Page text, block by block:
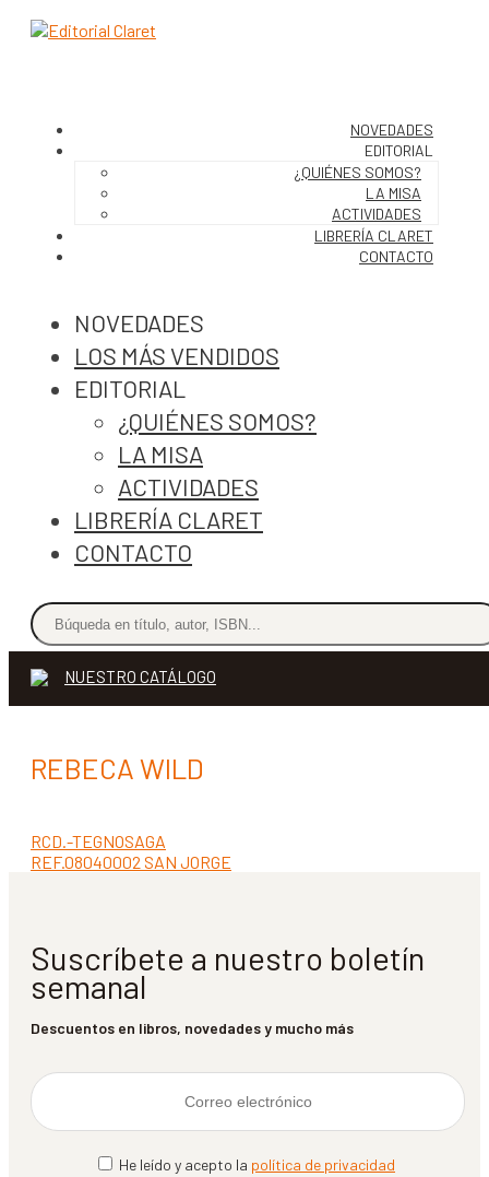
NOVEDADES
EDITORIAL
¿QUIÉNES SOMOS?
LA MISA
ACTIVIDADES
LIBRERÍA CLARET
CONTACTO
NOVEDADES
LOS MÁS VENDIDOS
EDITORIAL
¿QUIÉNES SOMOS?
LA MISA
ACTIVIDADES
LIBRERÍA CLARET
CONTACTO
NUESTRO CATÁLOGO
REBECA WILD
Navegación
de
Anterior:
RCD.-TEGNOSAGA
Siguiente:
REF.08040002 SAN JORGE
Suscríbete a nuestro boletín
semanal
Descuentos en libros, novedades y mucho más
He leído y acepto la política de privacidad